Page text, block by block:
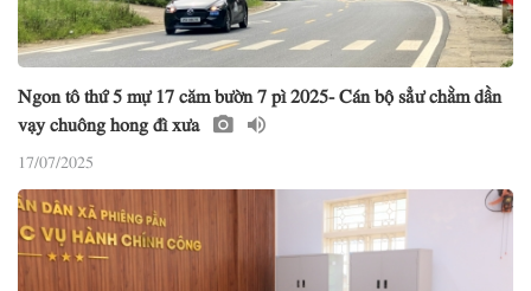
Ngon tô thứ 5 mự 17 căm bườn 7 pì 2025- Cán bộ sẳư chằm dần
vạy chuông hong đì xưa
17/07/2025